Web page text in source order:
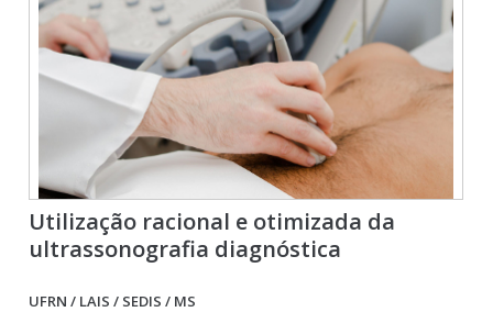
Utilização racional e otimizada da
ultrassonografia diagnóstica
UFRN / LAIS / SEDIS / MS